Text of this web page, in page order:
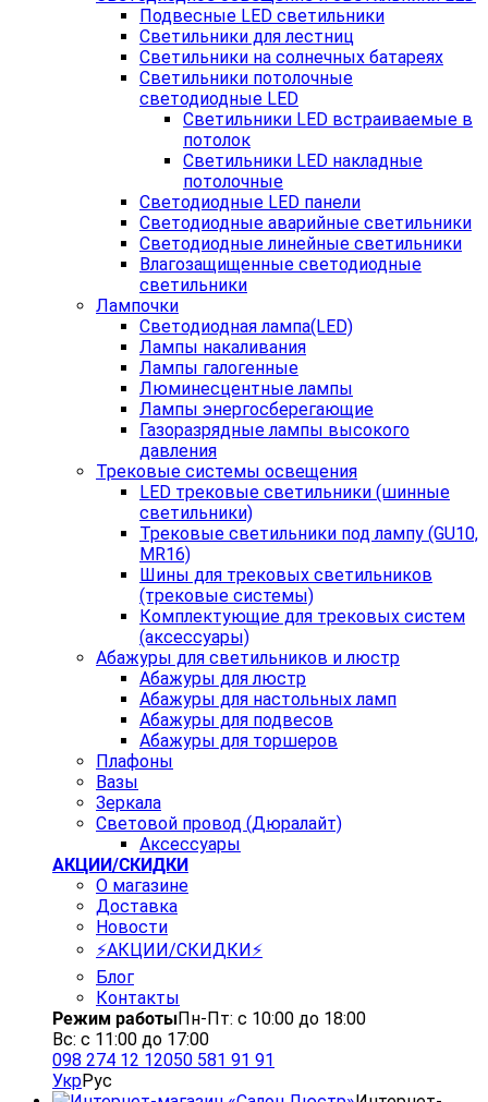
Подвесные LED светильники
Светильники для лестниц
Светильники на солнечных батареях
Светильники потолочные
светодиодные LED
Cветильники LED встраиваемые в
потолок
Светильники LED накладные
потолочные
Светодиодные LED панели
Светодиодные аварийные светильники
Светодиодные линейные светильники
Влагозащищенные светодиодные
светильники
Лампочки
Светодиодная лампа(LED)
Лампы накаливания
Лампы галогенные
Люминесцентные лампы
Лампы энергосберегающие
Газоразрядные лампы высокого
давления
Трековые системы освещения
LED трековые светильники (шинные
светильники)
Трековые светильники под лампу (GU10,
MR16)
Шины для трековых светильников
(трековые системы)
Комплектующие для трековых систем
(аксессуары)
Абажуры для светильников и люстр
Абажуры для люстр
Абажуры для настольных ламп
Абажуры для подвесов
Абажуры для торшеров
Плафоны
Вазы
Зеркала
Световой провод (Дюралайт)
Аксессуары
АКЦИИ/СКИДКИ
О магазине
Доставка
Новости
⚡АКЦИИ/СКИДКИ⚡
Блог
Контакты
Режим работыПн-Пт: с 10:00 до 18:00
Вс: с 11:00 до 17:00
098 274 12 12050 581 91 91
УкрРус